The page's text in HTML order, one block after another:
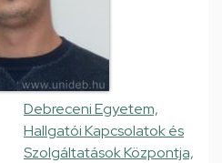
Debreceni Egyetem,
Hallgatói Kapcsolatok és
Szolgáltatások Központja,